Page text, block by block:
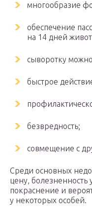
многообразие
обеспечение
на 14 дней
сыворотку можно
быстрое
безвредность;
совмещение с
Среди основных
цену,
покраснение и
у некоторых особей.